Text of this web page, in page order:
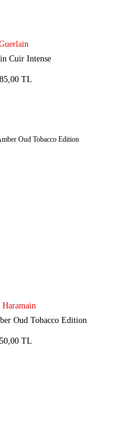
Cuir Intense
TL
Oud Tobacco Edition
TL